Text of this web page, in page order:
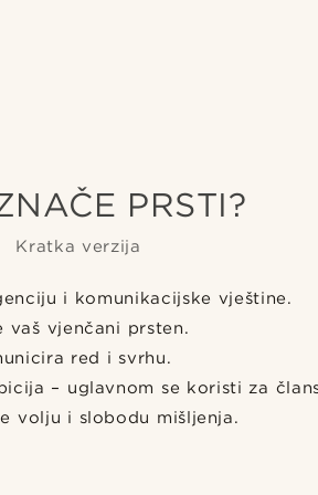
PRSTI?
Kratka verzija
i komunikacijske vještine.
vaš vjenčani prsten.
red i svrhu.
– uglavnom se koristi za
volju i slobodu mišljenja.